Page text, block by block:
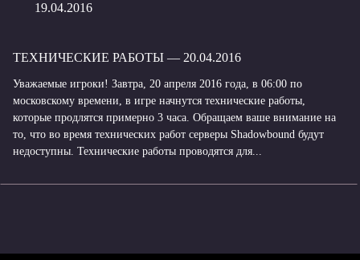
19.04.2016
ТЕХНИЧЕСКИЕ РАБОТЫ — 20.04.2016
Уважаемые игроки! Завтра, 20 апреля 2016 года, в 06:00 по
московскому времени, в игре начнутся технические работы,
которые продлятся примерно 3 часа. Обращаем ваше внимание на
то, что во время технических работ серверы Shadowbound будут
недоступны. Технические работы проводятся для...